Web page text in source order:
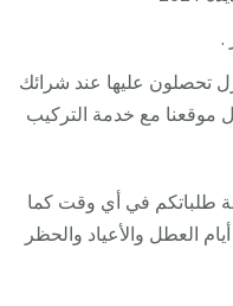
تحصلون عليها عند شرائك
مع خدمة التركيب
طلباتكم في أي وقت كما
العطل والأعياد والحظر